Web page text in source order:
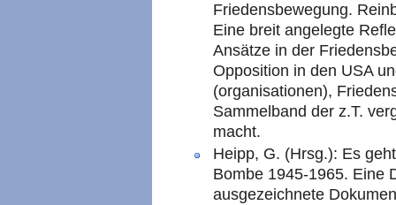
Friedensbewegung.
Eine breit angelegte
Ansätze in der
Opposition in den USA
(organisationen),
Sammelband der z.T.
macht.
Heipp, G. (Hrsg.): Es
Bombe 1945-1965. Eine
ausgezeichnete